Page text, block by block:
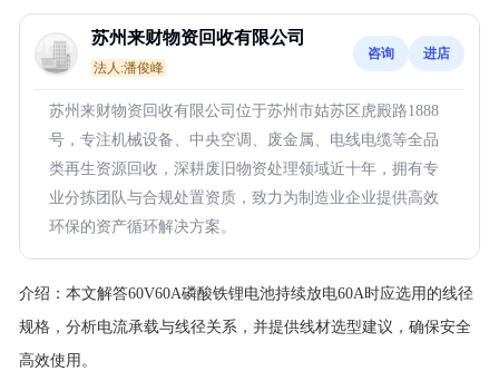
苏州来财物资回收有限公司
法人:潘俊峰
咨询 进店
苏州来财物资回收有限公司位于苏州市姑苏区虎殿路1888
号，专注机械设备、中央空调、废金属、电线电缆等全品
类再生资源回收，深耕废旧物资处理领域近十年，拥有专
业分拣团队与合规处置资质，致力为制造业企业提供高效
环保的资产循环解决方案。
介绍： 本文解答60V60A磷酸铁锂电池持续放电60A时应选用的线径
规格，分析电流承载与线径关系，并提供线材选型建议，确保安全
高效使用。